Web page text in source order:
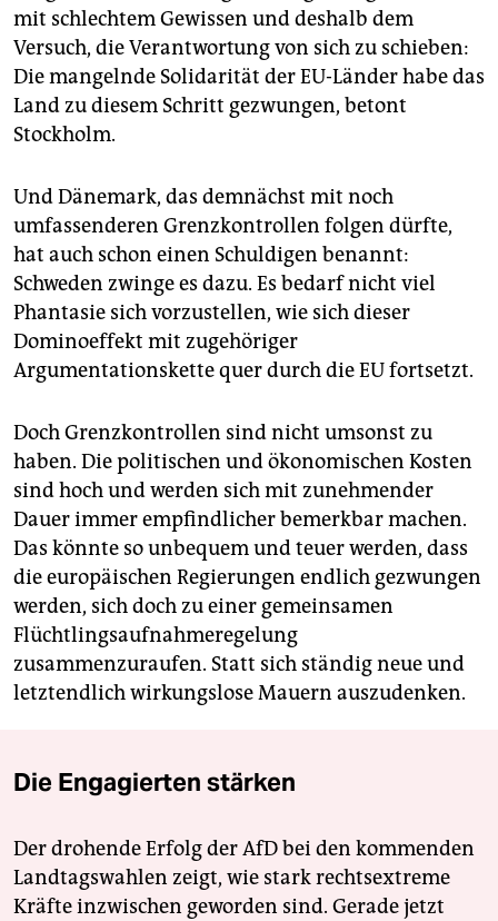
mit schlechtem Gewissen und deshalb dem
Versuch, die Verantwortung von sich zu schieben:
Die mangelnde Solidarität der EU-Länder habe das
Land zu diesem Schritt gezwungen, betont
Stockholm.
Und Dänemark, das demnächst mit noch
umfassenderen Grenzkontrollen folgen dürfte,
hat auch schon einen Schuldigen benannt:
Schweden zwinge es dazu. Es bedarf nicht viel
Phantasie sich vorzustellen, wie sich dieser
Dominoeffekt mit zugehöriger
Argumentationskette quer durch die EU fortsetzt.
Doch Grenzkontrollen sind nicht umsonst zu
haben. Die politischen und ökonomischen Kosten
sind hoch und werden sich mit zunehmender
Dauer immer empfindlicher bemerkbar machen.
Das könnte so unbequem und teuer werden, dass
die europäischen Regierungen endlich gezwungen
werden, sich doch zu einer gemeinsamen
Flüchtlingsaufnahmeregelung
zusammenzuraufen. Statt sich ständig neue und
letztendlich wirkungslose Mauern auszudenken.
Die Engagierten stärken
Der drohende Erfolg der AfD bei den kommenden
Landtagswahlen zeigt, wie stark rechtsextreme
Kräfte inzwischen geworden sind. Gerade jetzt